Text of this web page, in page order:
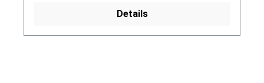
Details